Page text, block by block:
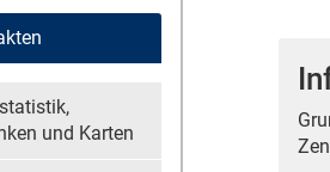
+ Fakten
Datenbanken und
und Karten